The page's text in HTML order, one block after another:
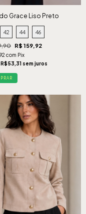
Grace Liso Preto
42 44 46
R$ 159,92
com Pix
sem juros